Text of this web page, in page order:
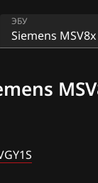
ЭБУ
Bosch
Bosch